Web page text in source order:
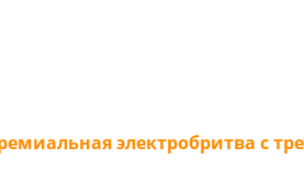
электробритва